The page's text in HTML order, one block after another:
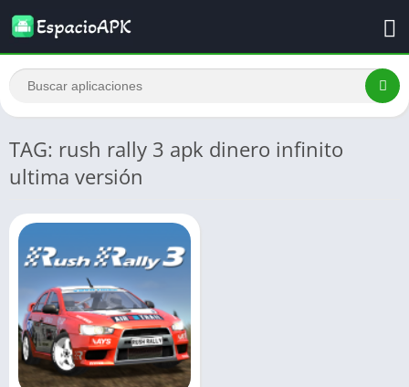
TAG: rush rally 3 apk dinero infinito
ultima versión